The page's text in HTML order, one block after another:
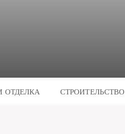
ОТДЕЛКА СТРОИТЕЛЬСТВО